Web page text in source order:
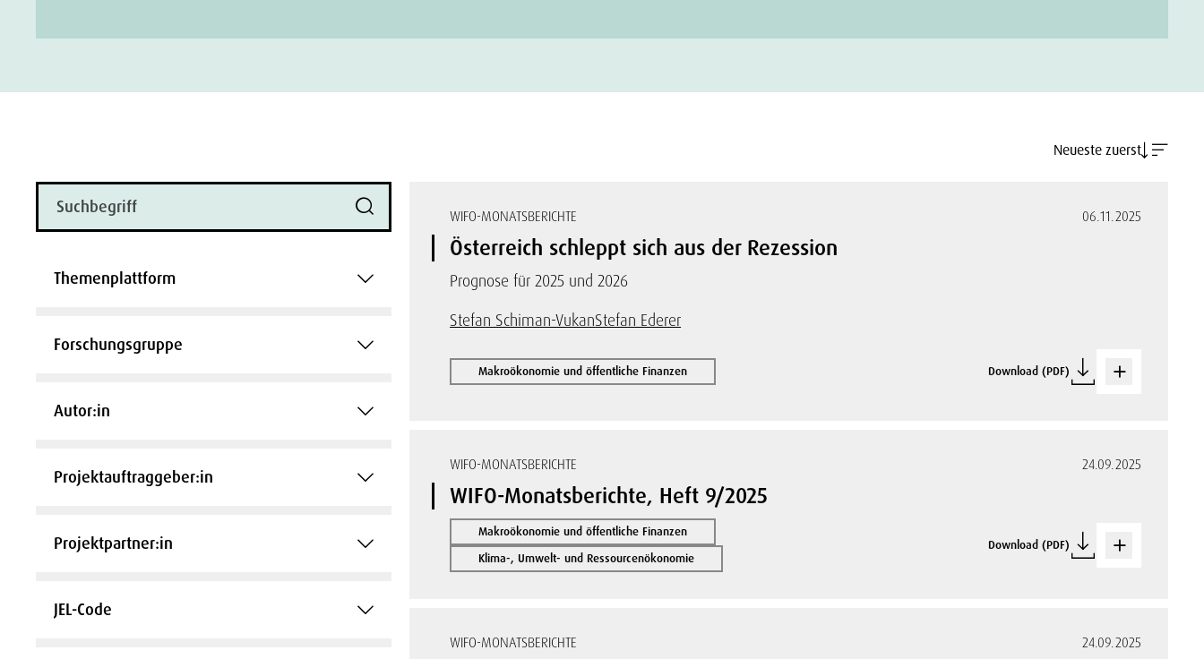
Themenplattform
Forschungsgruppe
Autor:in
Projektauftraggeber:in
Projektpartner:in
JEL-Code
Neueste zuerst
WIFO-MONATSBERICHTE 06.11.2025
Österreich schleppt sich aus der Rezession
Prognose für 2025 und 2026
Stefan Schiman-VukanStefan Ederer
Makroökonomie und öffentliche Finanzen Download (PDF)
WIFO-MONATSBERICHTE 24.09.2025
WIFO-Monatsberichte, Heft 9/2025
Makroökonomie und öffentliche Finanzen
Klima-, Umwelt- und Ressourcenökonomie
Download (PDF)
WIFO-MONATSBERICHTE 24.09.2025